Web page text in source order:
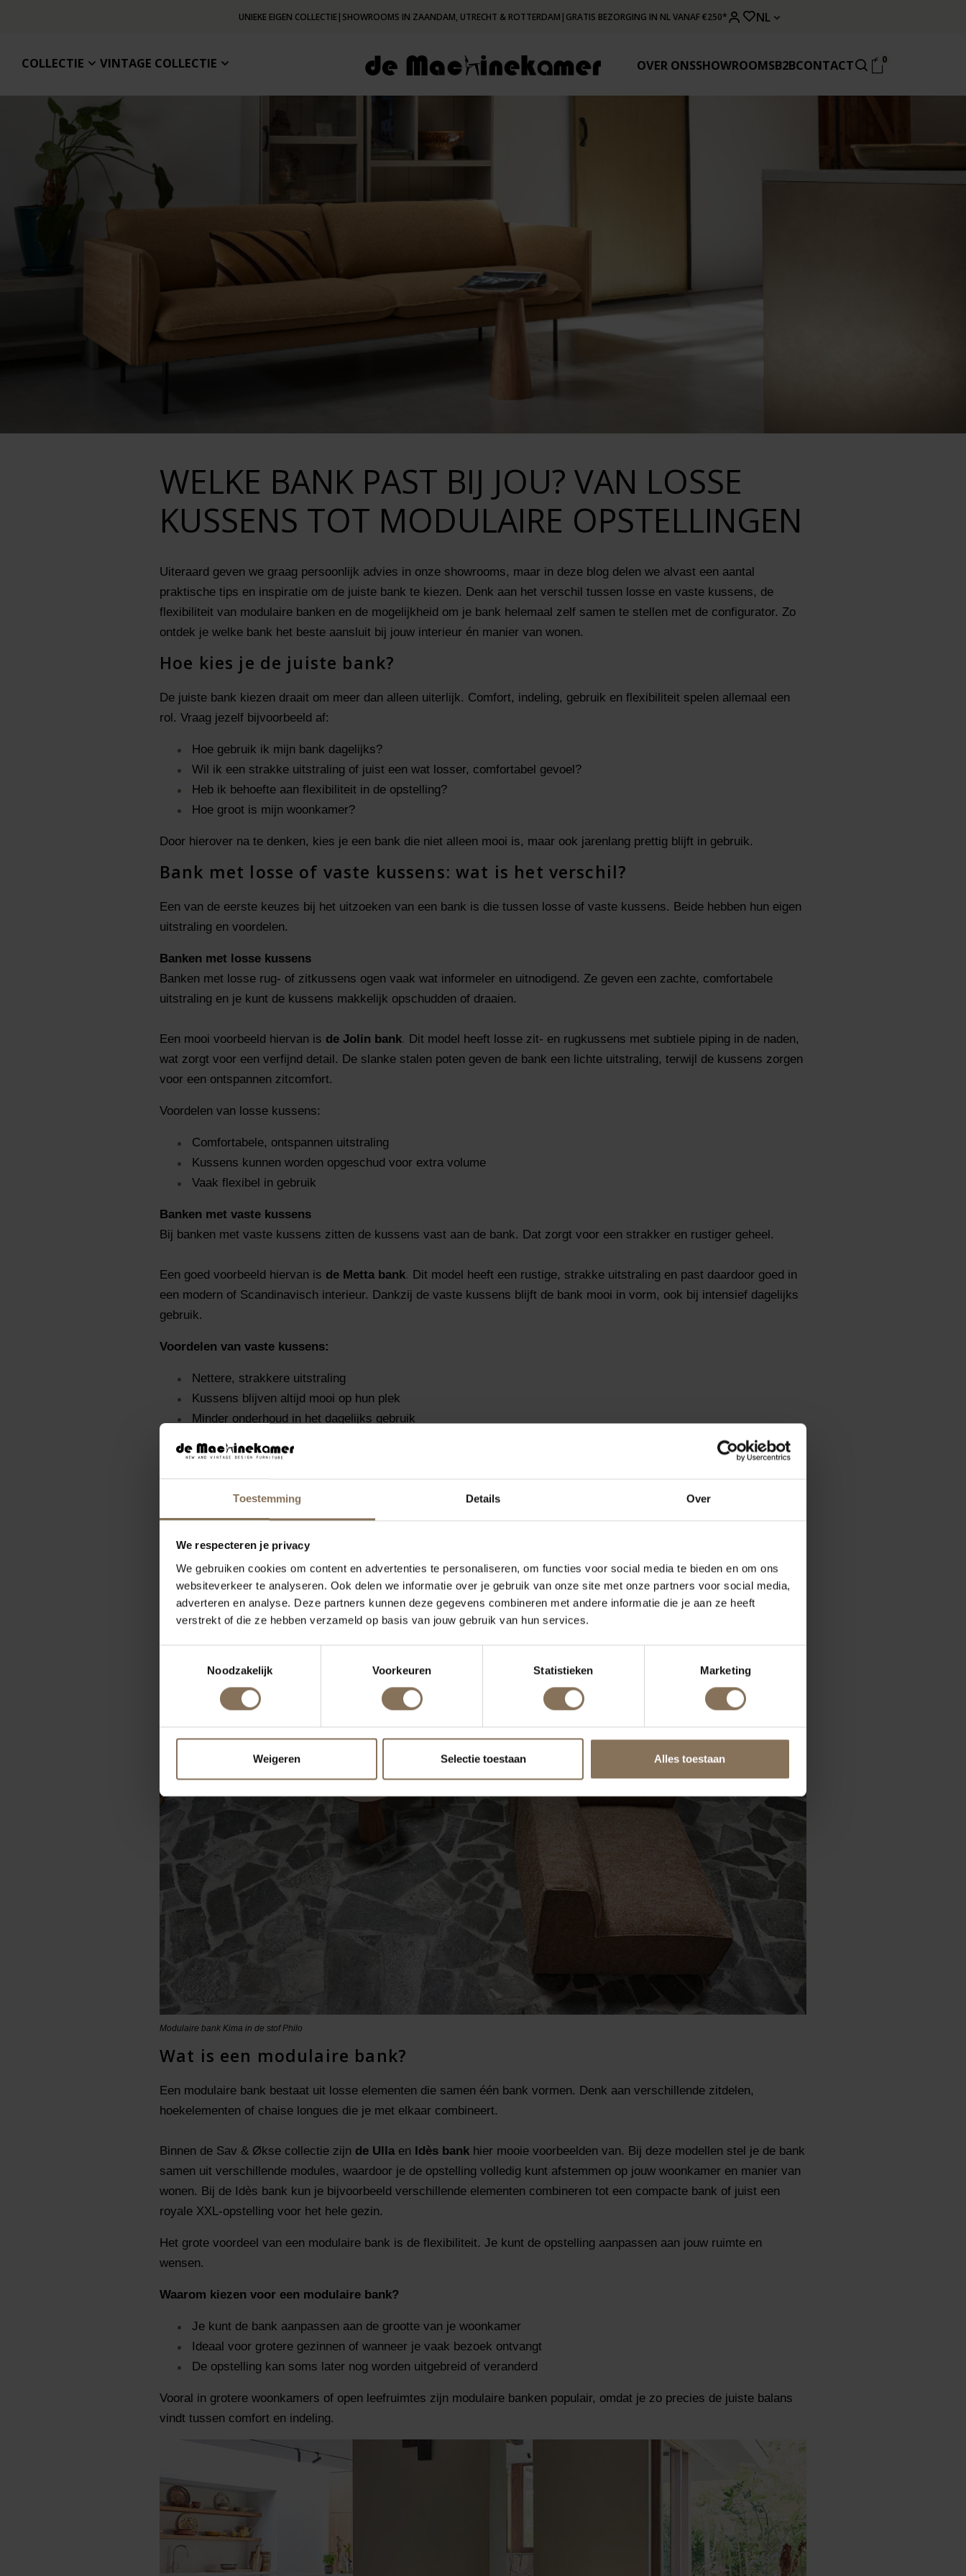
Toestemming Details Over
We respecteren je privacy
We gebruiken cookies om content en advertenties te personaliseren, om functies voor social media te bieden en om ons
websiteverkeer te analyseren. Ook delen we informatie over je gebruik van onze site met onze partners voor social media,
adverteren en analyse. Deze partners kunnen deze gegevens combineren met andere informatie die je aan ze heeft
verstrekt of die ze hebben verzameld op basis van jouw gebruik van hun services.
Noodzakelijk
Voorkeuren Statistieken Marketing
Weigeren Selectie toestaan Alles toestaan
UNIEKE EIGEN COLLECTIE| SHOWROOMS IN ZAANDAM, UTRECHT & ROTTERDAM | GRATIS BEZORGING IN NL VANAF €250* NL
COLLECTIE VINTAGE COLLECTIE OVER ONSSHOWROOMSB2BCONTACT 0
WELKE BANK PAST BIJ JOU? VAN LOSSE
KUSSENS TOT MODULAIRE OPSTELLINGEN
Uiteraard geven we graag persoonlijk advies in onze showrooms, maar in deze blog delen we alvast een aantal
praktische tips en inspiratie om de juiste bank te kiezen. Denk aan het verschil tussen losse en vaste kussens, de
flexibiliteit van modulaire banken en de mogelijkheid om je bank helemaal zelf samen te stellen met de configurator. Zo
ontdek je welke bank het beste aansluit bij jouw interieur én manier van wonen.
Hoe kies je de juiste bank?
De juiste bank kiezen draait om meer dan alleen uiterlijk. Comfort, indeling, gebruik en flexibiliteit spelen allemaal een
rol. Vraag jezelf bijvoorbeeld af:
Hoe gebruik ik mijn bank dagelijks?
Wil ik een strakke uitstraling of juist een wat losser, comfortabel gevoel?
Heb ik behoefte aan flexibiliteit in de opstelling?
Hoe groot is mijn woonkamer?
Door hierover na te denken, kies je een bank die niet alleen mooi is, maar ook jarenlang prettig blijft in gebruik.
Bank met losse of vaste kussens: wat is het verschil?
Een van de eerste keuzes bij het uitzoeken van een bank is die tussen losse of vaste kussens. Beide hebben hun eigen
uitstraling en voordelen.
Banken met losse kussens
Banken met losse rug- of zitkussens ogen vaak wat informeler en uitnodigend. Ze geven een zachte, comfortabele
uitstraling en je kunt de kussens makkelijk opschudden of draaien.
Een mooi voorbeeld hiervan is de Jolin bank. Dit model heeft losse zit- en rugkussens met subtiele piping in de naden,
wat zorgt voor een verfijnd detail. De slanke stalen poten geven de bank een lichte uitstraling, terwijl de kussens zorgen
voor een ontspannen zitcomfort.
Voordelen van losse kussens:
Comfortabele, ontspannen uitstraling
Kussens kunnen worden opgeschud voor extra volume
Vaak flexibel in gebruik
Banken met vaste kussens
Bij banken met vaste kussens zitten de kussens vast aan de bank. Dat zorgt voor een strakker en rustiger geheel.
Een goed voorbeeld hiervan is de Metta bank. Dit model heeft een rustige, strakke uitstraling en past daardoor goed in
een modern of Scandinavisch interieur. Dankzij de vaste kussens blijft de bank mooi in vorm, ook bij intensief dagelijks
gebruik.
Voordelen van vaste kussens:
Nettere, strakkere uitstraling
Kussens blijven altijd mooi op hun plek
Minder onderhoud in het dagelijks gebruik
Welke keuze het beste bij je past, hangt vooral af van de stijl van je interieur en hoe je de bank gebruikt.
Modulaire bank Kima in de stof Philo
Wat is een modulaire bank?
Een modulaire bank bestaat uit losse elementen die samen één bank vormen. Denk aan verschillende zitdelen,
hoekelementen of chaise longues die je met elkaar combineert.
Binnen de Sav & Økse collectie zijn de Ulla en Idès bank hier mooie voorbeelden van. Bij deze modellen stel je de bank
samen uit verschillende modules, waardoor je de opstelling volledig kunt afstemmen op jouw woonkamer en manier van
wonen. Bij de Idès bank kun je bijvoorbeeld verschillende elementen combineren tot een compacte bank of juist een
royale XXL-opstelling voor het hele gezin.
Het grote voordeel van een modulaire bank is de flexibiliteit. Je kunt de opstelling aanpassen aan jouw ruimte en
wensen.
Waarom kiezen voor een modulaire bank?
Je kunt de bank aanpassen aan de grootte van je woonkamer
Ideaal voor grotere gezinnen of wanneer je vaak bezoek ontvangt
De opstelling kan soms later nog worden uitgebreid of veranderd
Vooral in grotere woonkamers of open leefruimtes zijn modulaire banken populair, omdat je zo precies de juiste balans
vindt tussen comfort en indeling.